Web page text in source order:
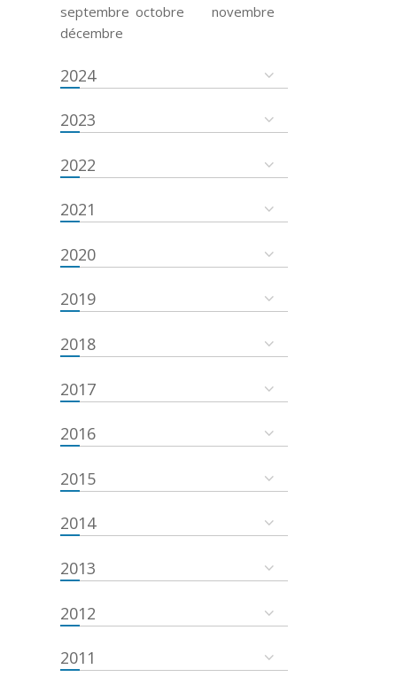
septembre octobre
novembre
décembre
2024
2023
2022
2021
2020
2019
2018
2017
2016
2015
2014
2013
2012
2011